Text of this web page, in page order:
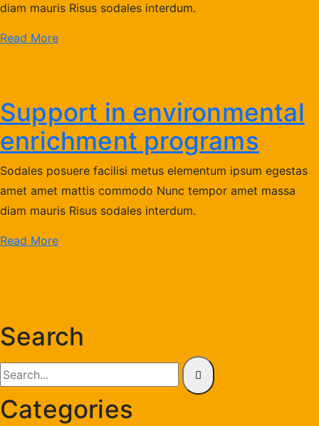
diam mauris Risus sodales interdum.
Read More
Support in environmental
enrichment programs
Sodales posuere facilisi metus elementum ipsum egestas
amet amet mattis commodo Nunc tempor amet massa
diam mauris Risus sodales interdum.
Read More
Search
Categories